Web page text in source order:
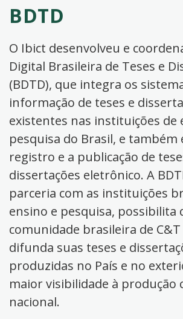
BDTD
O Ibict desenvolveu e
Digital Brasileira de Teses e
(BDTD), que integra os
informação de teses e
existentes nas instituições de
pesquisa do Brasil, e também
registro e a publicação de
dissertações eletrônico. A
parceria com as instituições
ensino e pesquisa, possibilita
comunidade brasileira de
difunda suas teses e
produzidas no País e no
maior visibilidade à produção
nacional.